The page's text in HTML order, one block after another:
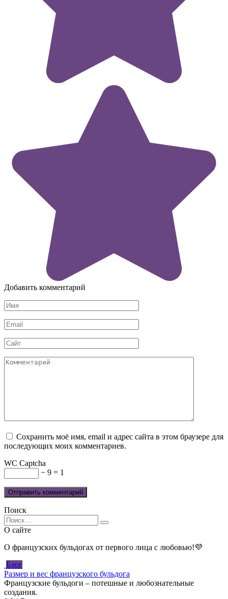
Добавить комментарий
Имя
*
Email
*
Сайт
Комментарий
Сохранить моё имя, email и адрес сайта в этом браузере для
последующих моих комментариев.
WC Captcha
− 9 = 1
Поиск
Search
for:
О сайте
О французских бульдогах от первого лица с любовью!💜
Блог
Размер и вес французского бульдога
Французские бульдоги ‒ потешные и любознательные
создания.